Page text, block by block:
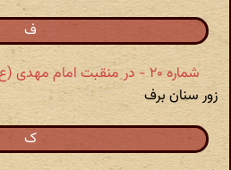
ف
شماره ۲۰ - در منقبت امام مهدی (ع)‏
زور سنان برف
ک